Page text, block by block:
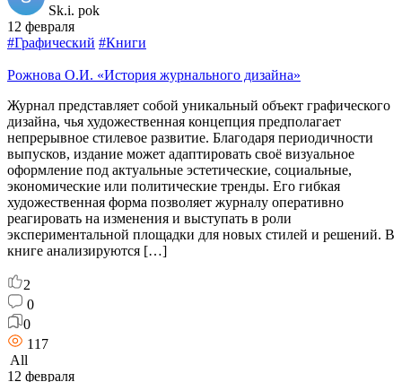
Sk.i. pok
12 февраля
#Графический #Книги
Рожнова О.И. «История журнального дизайна»
Журнал представляет собой уникальный объект графического
дизайна, чья художественная концепция предполагает
непрерывное стилевое развитие. Благодаря периодичности
выпусков, издание может адаптировать своё визуальное
оформление под актуальные эстетические, социальные,
экономические или политические тренды. Его гибкая
художественная форма позволяет журналу оперативно
реагировать на изменения и выступать в роли
экспериментальной площадки для новых стилей и решений. В
книге анализируются […]
2
0
0
117
All
12 февраля